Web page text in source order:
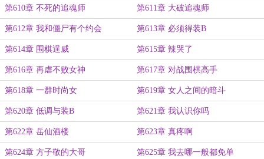
第610章 不死的追魂师 第611章 大破追魂师
第612章 我和僵尸有个约会 第613章 必须得装B
第614章 围棋逞威 第615章 辣哭了
第616章 再虐不败女神 第617章 对战围棋高手
第618章 一群时尚女 第619章 女人之间的暗斗
第620章 低调与装B 第621章 我认识你吗
第622章 岳仙酒楼 第623章 真疼啊
第624章 方子敬的大哥 第625章 我去哪一般都免单